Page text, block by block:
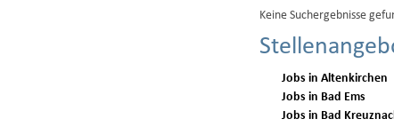
Keine Suchergebnisse
Jobs in Altenkirchen
Jobs in Bad Ems
Jobs in Bad